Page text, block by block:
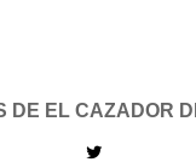
DE EL CAZADOR